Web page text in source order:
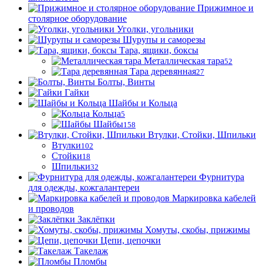
Прижимное и
столярное оборудование
Уголки, угольники
Шурупы и саморезы
Тара, ящики, боксы
Металлическая тара52
Тара деревянная27
Болты, Винты
Гайки
Шайбы и Кольца
Кольца5
Шайбы158
Втулки, Стойки, Шпильки
Втулки102
Стойки18
Шпильки32
Фурнитура
для одежды, кожгалантереи
Маркировка кабелей
и проводов
Заклёпки
Хомуты, скобы, прижимы
Цепи, цепочки
Такелаж
Пломбы